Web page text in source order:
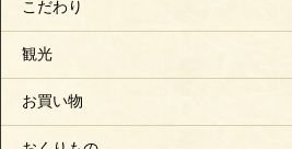
こだわり
観光
お買い物